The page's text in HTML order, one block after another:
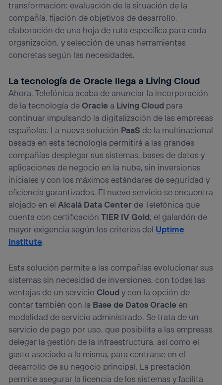
transformación: evaluación de la situación de la
compañía, fijación de objetivos de desarrollo,
elaboración de una hoja de ruta específica para cada
organización, y selección de unas herramientas
concretas según las necesidades.
La tecnología de Oracle llega a Living Cloud
Ahora, Telefónica acaba de anunciar la incorporación
de la tecnología de Oracle a Living Cloud para
continuar impulsando la digitalización de las empresas
españolas. La nueva solución PaaS de la multinacional
basada en esta tecnología permitirá a las grandes
compañías desplegar sus sistemas, bases de datos y
aplicaciones de negocio en la nube, sin inversiones
iniciales y con los máximos estándares de seguridad y
eficiencia garantizados. El nuevo servicio se encuentra
alojado en elAlcalá Data Centerde Telefónica que
cuenta con certificaciónTIER IV Gold, el galardón de
mayor exigencia según los criterios del Uptime
Institute.
Esta solución permite a las compañías evolucionar sus
sistemas sin necesidad de inversiones, con todas las
ventajas de un servicio Cloudy con la opción de
contar también con la Base de Datos Oracle en
modalidad de servicio administrado. Se trata de un
servicio de pago por uso, que posibilita a las empresas
delegar la gestión de la infraestructura, así como el
gasto asociado a la misma, para centrarse en el
desarrollo de su negocio principal. La prestación
permite asegurar la licencia de los sistemas y facilita